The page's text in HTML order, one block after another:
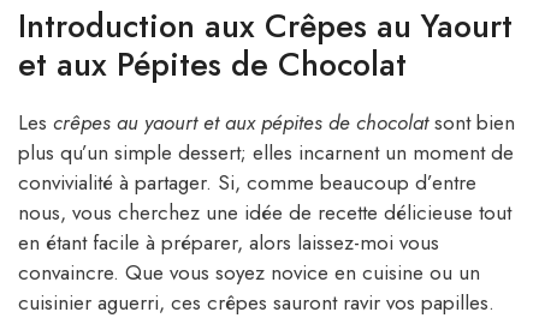
Introduction aux Crêpes au Yaourt
et aux Pépites de Chocolat
Les crêpes au yaourt et aux pépites de chocolatsont bien
plus qu’un simple dessert; elles incarnent un moment de
convivialité à partager. Si, comme beaucoup d’entre
nous, vous cherchez une idée de recette délicieuse tout
en étant facile à préparer, alors laissez-moi vous
convaincre. Que vous soyez novice en cuisine ou un
cuisinier aguerri, ces crêpes sauront ravir vos papilles.